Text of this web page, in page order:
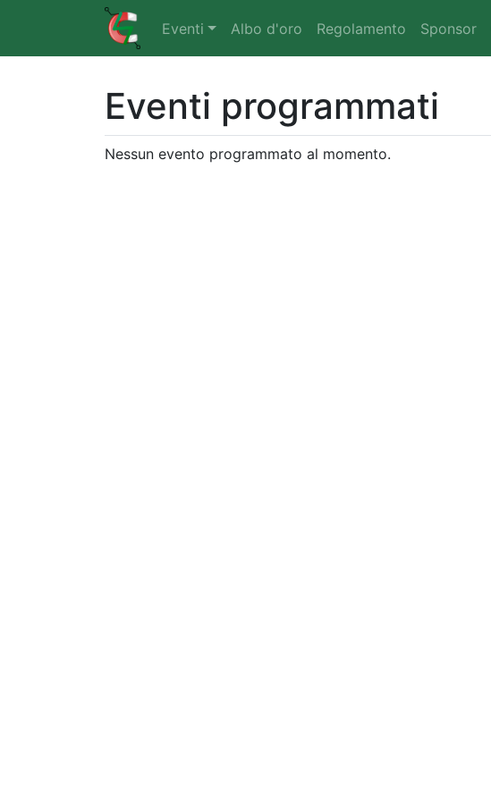
Eventi Albo d'oro Regolamento Sponsor
Eventi programmati
Nessun evento programmato al momento.